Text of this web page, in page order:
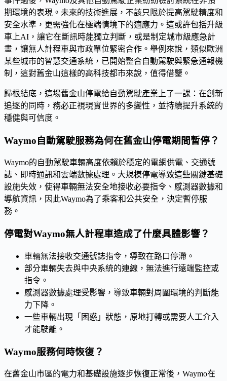
期環境的表現。未來的技術進展，不該只限於提高駕駛精度和
安全水準，更需強化在極端情境下的適應力。這或許包括升級
車上AI，讓它在斷訊時能獨立判斷，或是制定城市級應急計
畫，讓無人計程車與市政單位緊密合作。舉例來說，類似歐洲
某些城市的智慧交通系統，已開始整合自動駕駛與緊急通報機
制，這對舊金山這樣的高科技都市來說，值得借鑒。
歸根結底，這場舊金山停電給自動駕駛產業上了一課：在創新
追逐的同時，務必正視現實世界的多變性，並持續提升系統的
穩健與可信度。
Waymo自動駕駛服務為何在舊金山停電期間暫停？
Waymo的自動駕駛車輛高度依賴於穩定的電網供電、交通號
誌、即時通訊和雲端數據處理。大規模停電導致這些關鍵基礎
設施失效，使得車輛無法安全地接收必要指令、感測器數據和
導航資訊，因此Waymo為了乘客和公共安全，決定暫停服
務。
停電對Waymo無人計程車造成了什麼具體影響？
車輛無法接收交通號誌指令，導致在路口停滯。
部分車輛失去與中央系統的連線，無法進行遠端監控或
指令。
感測器數據處理受影響，導致車輛對周圍環境的判斷能
力下降。
一些車輛出現「困惑」狀態，原地打轉或需要人工介入
才能駛離。
Waymo服務何時恢復？
在舊金山市區的電力和基礎設施逐步恢復正常後，Waymo在